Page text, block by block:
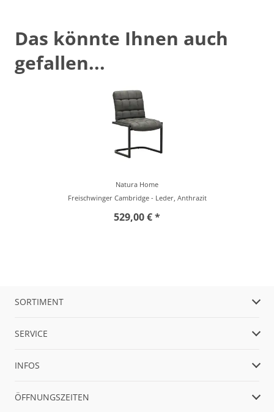
Das könnte Ihnen auch
gefallen...
Natura Home
Freischwinger Cambridge - Leder, Anthrazit
529,00 € *
SORTIMENT
SERVICE
INFOS
ÖFFNUNGSZEITEN